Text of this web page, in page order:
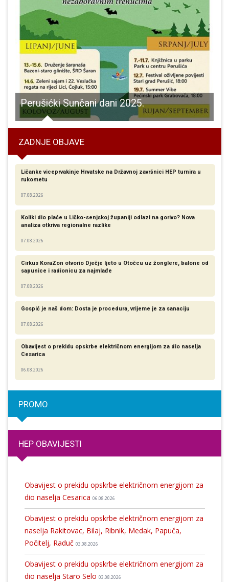
Perušićki Sunčani dani 2025.
ZADNJE OBJAVE
Ličanke viceprvakinje Hrvatske na Državnoj završnici HEP turnira u
rukometu
07.08.2026
Koliki dio plaće u Ličko-senjskoj županiji odlazi na gorivo? Nova
analiza otkriva regionalne razlike​
07.08.2026
Cirkus KoraZon otvorio Dječje ljeto u Otočcu uz žonglere, balone od
sapunice i radionicu za najmlađe
07.08.2026
Gospić je naš dom: Dosta je procedura, vrijeme je za sanaciju
07.08.2026
Obavijest o prekidu opskrbe električnom energijom za dio naselja
Cesarica
06.08.2026
PROMO
HEP OBAVIJESTI
Obavijest o prekidu opskrbe električnom energijom za
dio naselja Cesarica 06.08.2026
Obavijest o prekidu opskrbe električnom energijom za
naselja Rakitovac, Bilaj, Ribnik, Medak, Papuča,
Počitelj, Raduč 03.08.2026
Obavijest o prekidu opskrbe električnom energijom za
dio naselja Staro Selo 03.08.2026